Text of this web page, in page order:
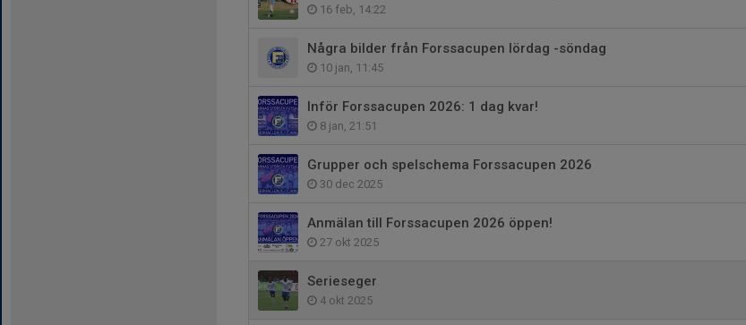
16 feb, 14:22
Några bilder från Forssacupen lördag -söndag
10 jan, 11:45
Inför Forssacupen 2026: 1 dag kvar!
8 jan, 21:51
Grupper och spelschema Forssacupen 2026
30 dec 2025
Anmälan till Forssacupen 2026 öppen!
27 okt 2025
Serieseger
4 okt 2025